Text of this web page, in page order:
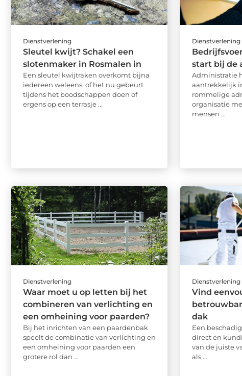
Dienstverlening
Sleutel kwijt? Schakel een
slotenmaker in Rosmalen in
Een sleutel kwijtraken overkomt bijna
iedereen weleens, of het nu gebeurt
tijdens het boodschappen doen of
ergens op een terrasje ...
Dienstverlening
start bij de
Administratie
aantrekkelijk
rommelige
organisatie
mensen ...
Dienstverlening
Waar moet u op letten bij het
combineren van verlichting en
een omheining voor paarden?
Bij het inrichten van een paardenbak
speelt de combinatie van verlichting en
een omheining voor paarden een
grotere rol dan ...
Dienstverlening
Vind
dak
Een
direct en
van de juiste
als ...